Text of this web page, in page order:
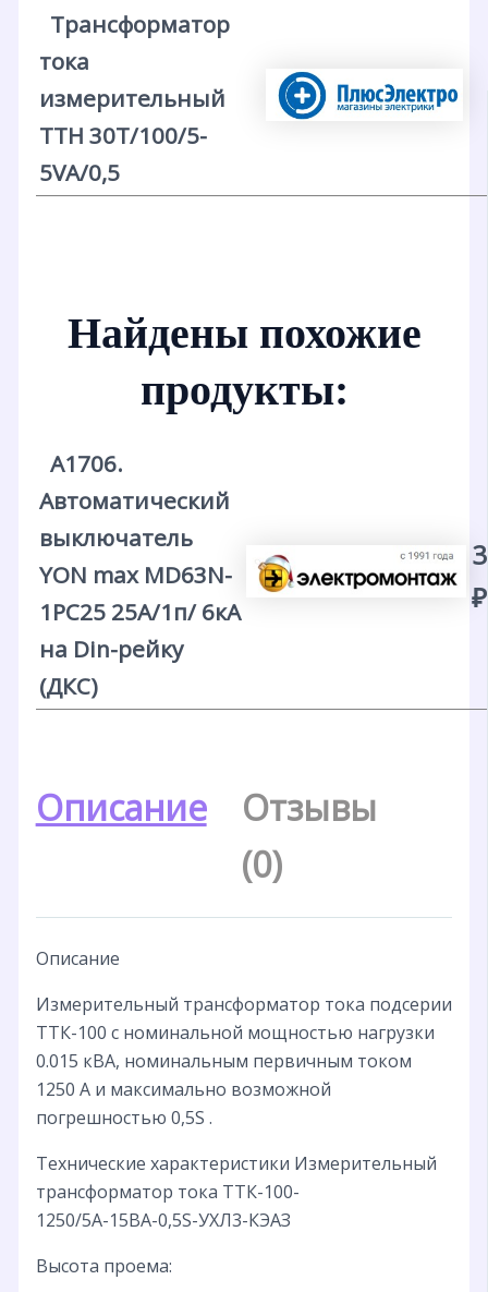
Трансформатор
тока
измерительный
ТТН 30T/100/5-
5VA/0,5
Найдены похожие
продукты:
А1706.
Автоматический
выключатель
YON max MD63N-
1PC25 25А/1п/ 6кА
на Din-рейку
(ДКС)
₽
Описание
Отзывы
(0)
Описание
Измерительный трансформатор тока подсерии
ТТК-100 с номинальной мощностью нагрузки
0.015 кВА, номинальным первичным током
1250 А и максимально возможной
погрешностью 0,5S .
Технические характеристики Измерительный
трансформатор тока ТТК-100-
1250/5А-15ВА-0,5S-УХЛ3-КЭАЗ
Высота проема: